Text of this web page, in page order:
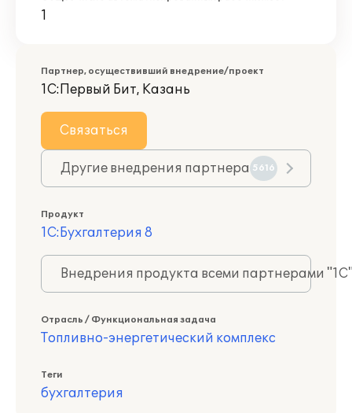
1
Партнер, осуществивший внедрение/проект
1С:Первый Бит, Казань
Связаться
Другие внедрения партнера 5616
Продукт
1С:Бухгалтерия 8
Внедрения продукта всеми партнерами
Отрасль / Функциональная задача
Топливно-энергетический комплекс
Теги
бухгалтерия